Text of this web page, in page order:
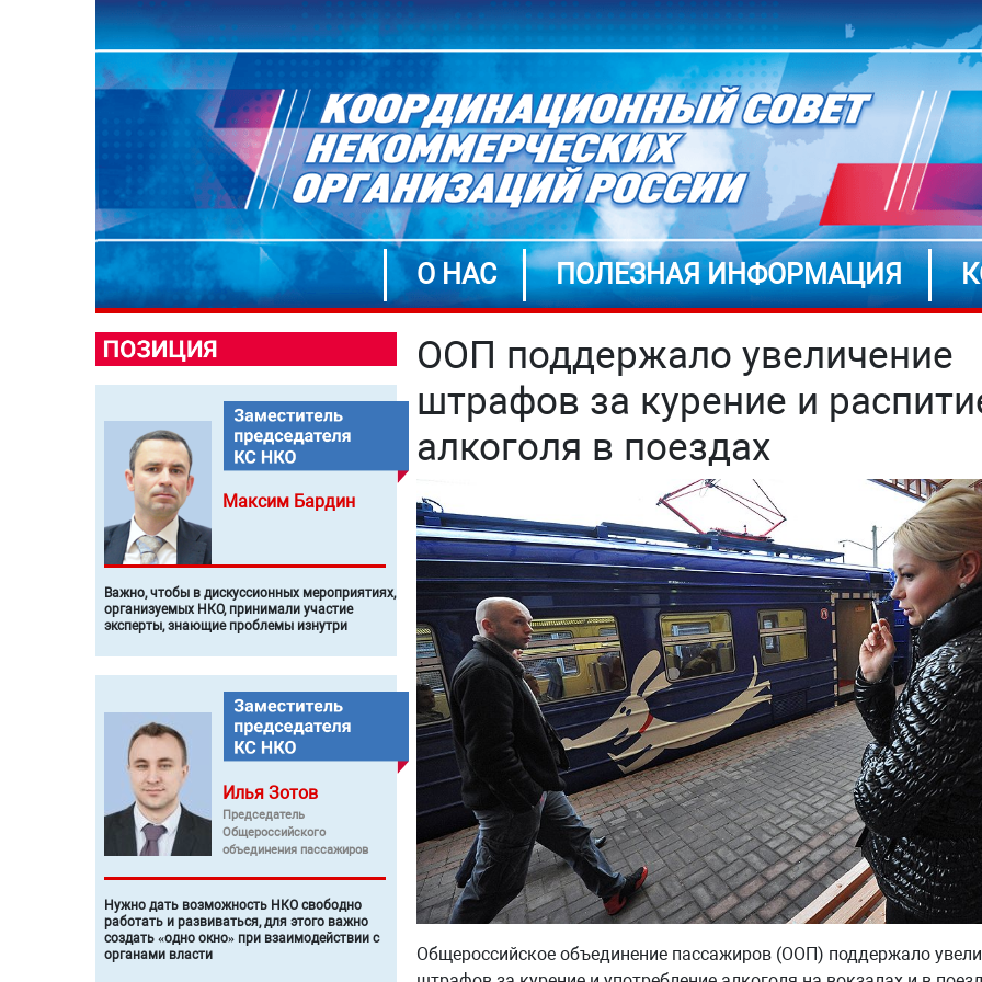
О НАС ПОЛЕЗНАЯ ИНФОРМАЦИЯ
Максим Бардин
Важно, чтобы в дискуссионных мероприятиях,
организуемых НКО, принимали участие
эксперты, знающие проблемы изнутри
Илья Зотов
Председатель
Общероссийского
объединения пассажиров
Нужно дать возможность НКО свободно
работать и развиваться, для этого важно
создать «одно окно» при взаимодействии с
органами власти
ООП поддержало увеличение
штрафов за курение и
алкоголя в поездах
Общероссийское объединение пассажиров (ООП) поддержало